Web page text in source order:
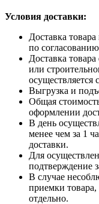
Условия доставки:
Доставка
по
Доставка
или
осуществляется
Выгрузка и
Общая
оформлении
В день
менее чем за 1
доставки.
Для
подтверждение
В случае
приемки товара,
отдельно.